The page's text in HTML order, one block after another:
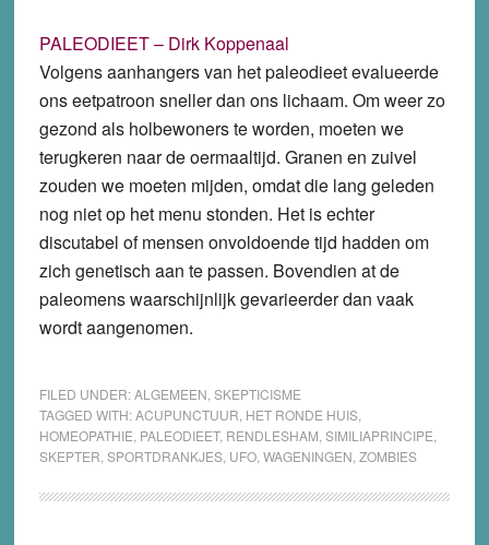
PALEODIEET – Dirk Koppenaal
Volgens aanhangers van het paleodieet evalueerde
ons eetpatroon sneller dan ons lichaam. Om weer zo
gezond als holbewoners te worden, moeten we
terugkeren naar de oermaaltijd. Granen en zuivel
zouden we moeten mijden, omdat die lang geleden
nog niet op het menu stonden. Het is echter
discutabel of mensen onvoldoende tijd hadden om
zich genetisch aan te passen. Bovendien at de
paleomens waarschijnlijk gevarieerder dan vaak
wordt aangenomen.
FILED UNDER:ALGEMEEN SKEPTICISME
TAGGED WITH:ACUPUNCTUUR HET RONDE HUIS,
HOMEOPATHIE PALEODIEET, RENDLESHAM SIMILIAPRINCIPE
SKEPTER SPORTDRANKJES, UFO, WAGENINGEN ZOMBIES